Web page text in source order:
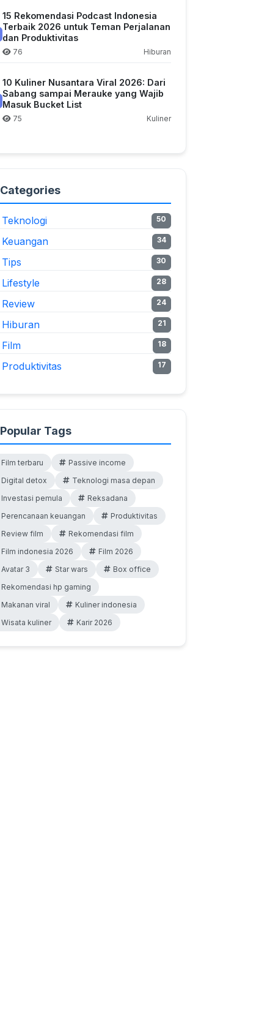
15 Rekomendasi Podcast Indonesia
Terbaik 2026 untuk Teman Perjalanan
dan Produktivitas
76 Hiburan
10 Kuliner Nusantara Viral 2026: Dari
Sabang sampai Merauke yang Wajib
Masuk Bucket List
75 Kuliner
Categories
Teknologi 50
Keuangan 34
Tips 30
Lifestyle 28
Review 24
Hiburan 21
Film 18
Produktivitas 17
Popular Tags
Film terbaru
Passive income
Digital detox
Teknologi masa depan
Investasi pemula
Reksadana
Perencanaan keuangan
Produktivitas
Review film
Rekomendasi film
Film indonesia 2026
Film 2026
Avatar 3
Star wars
Box office
Rekomendasi hp gaming
Makanan viral
Kuliner indonesia
Wisata kuliner
Karir 2026